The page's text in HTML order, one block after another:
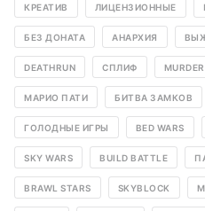
КРЕАТИВ ЛИЦЕНЗИОННЫЕ
БЕЗ ДОНАТА АНАРХИЯ
DEATHRUN СПЛИФ
МАРИО ПАТИ БИТВА ЗАМКОВ
ГОЛОДНЫЕ ИГРЫ BED WARS
SKY WARS BUILD BATTLE
BRAWL STARS SKYBLOCK